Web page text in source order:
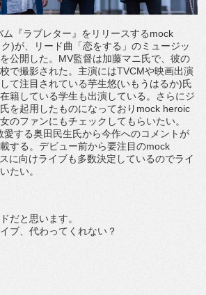
『ラブレター』をリリースするmock
)が、リード曲「恋をする」のミュージッ
公開した。MV監督は加藤マニ氏で、彼の
で撮影された。主演にはTVCMや映画出演
て注目されている芋生悠(いもうはるか)氏
籍している学生も出演している。さらにジ
を起用したものになっておりmock heroic
のファンにもチェックしてもらいたい。
する奥田民生氏から今作へのコメントが
する。デビュー前から要注目のmock
に向けライブも多数決定しているのでライ
たい。
だと思います。
ブ、代わってくれない？